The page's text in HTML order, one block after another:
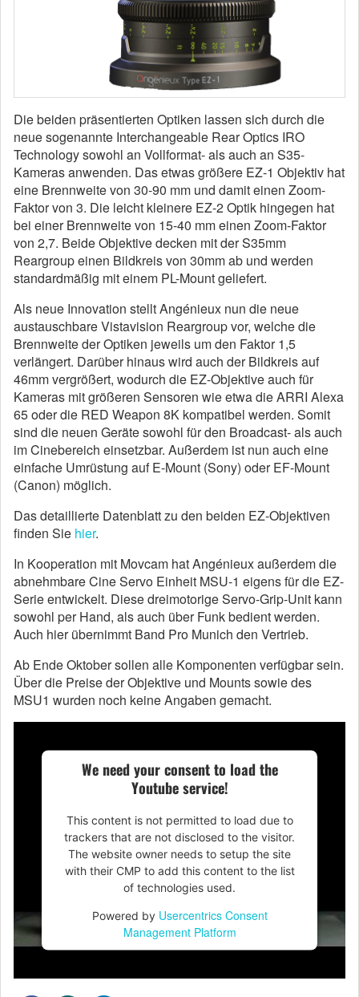
Die beiden präsentierten Optiken lassen sich durch die
neue sogenannte Interchangeable Rear Optics IRO
Technology sowohl an Vollformat- als auch an S35-
Kameras anwenden. Das etwas größere EZ-1 Objektiv hat
eine Brennweite von 30-90 mm und damit einen Zoom-
Faktor von 3. Die leicht kleinere EZ-2 Optik hingegen hat
bei einer Brennweite von 15-40 mm einen Zoom-Faktor
von 2,7. Beide Objektive decken mit der S35mm
Reargroup einen Bildkreis von 30mm ab und werden
standardmäßig mit einem PL-Mount geliefert.
Als neue Innovation stellt Angénieux nun die neue
austauschbare Vistavision Reargroup vor, welche die
Brennweite der Optiken jeweils um den Faktor 1,5
verlängert. Darüber hinaus wird auch der Bildkreis auf
46mm vergrößert, wodurch die EZ-Objektive auch für
Kameras mit größeren Sensoren wie etwa die ARRI Alexa
65 oder die RED Weapon 8K kompatibel werden. Somit
sind die neuen Geräte sowohl für den Broadcast- als auch
im Cinebereich einsetzbar. Außerdem ist nun auch eine
einfache Umrüstung auf E-Mount (Sony) oder EF-Mount
(Canon) möglich.
Das detaillierte Datenblatt zu den beiden EZ-Objektiven
finden Sie hier.
In Kooperation mit Movcam hat Angénieux außerdem die
abnehmbare Cine Servo Einheit MSU-1 eigens für die EZ-
Serie entwickelt. Diese dreimotorige Servo-Grip-Unit kann
sowohl per Hand, als auch über Funk bedient werden.
Auch hier übernimmt Band Pro Munich den Vertrieb.
Ab Ende Oktober sollen alle Komponenten verfügbar sein.
Über die Preise der Objektive und Mounts sowie des
MSU1 wurden noch keine Angaben gemacht.
We need your consent to load the
Youtube service!
This content is not permitted to load due to
trackers that are not disclosed to the visitor.
The website owner needs to setup the site
with their CMP to add this content to the list
of technologies used.
Powered by Usercentrics Consent
Management Platform